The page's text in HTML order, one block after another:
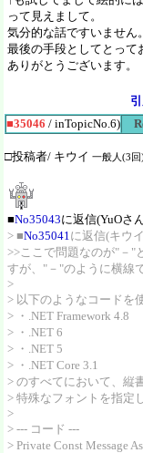
って見えまして。
気分的な話ですいません。
最後の手段としてとって
ありがとうございます。
■35046 / inTopicNo.6)
□投稿者/ キウイ 一般人(3
■No35043に返信(YuOさ
> ■No35041 に返信(キウ
>>ここで問題なのが"－"
すが、"－"のように横線
>
> 以下のようなコードを
> ・.NET Framework 4.8
> ・.NET 6
> ・.NET 5
> ・.NET Core 3.1
> のすべてにおいて、縦
> 特殊なフォントを指定
>
> --- コード ---
> Private Const Message